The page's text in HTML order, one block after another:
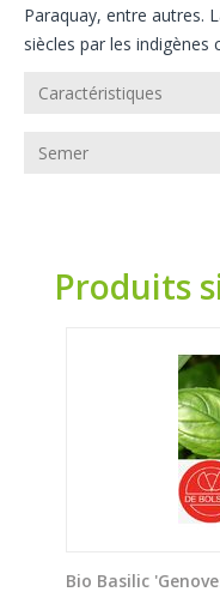
Paraquay, entre autres.
siècles par les
Caractéristiques
Semer
Produits
Bio Basilic